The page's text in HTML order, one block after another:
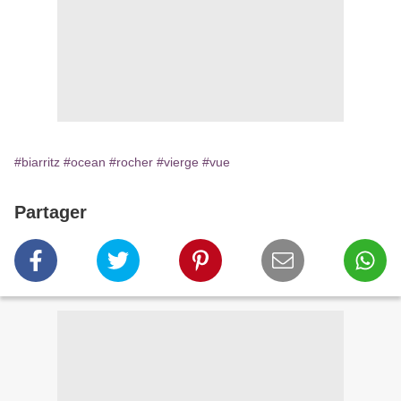
#biarritz #ocean #rocher #vierge #vue
Partager